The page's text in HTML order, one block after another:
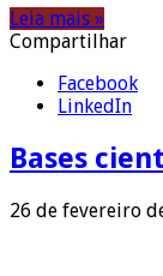
Leia mais »
Compartilhar
Facebook
LinkedIn
Bases
26 de fevereiro